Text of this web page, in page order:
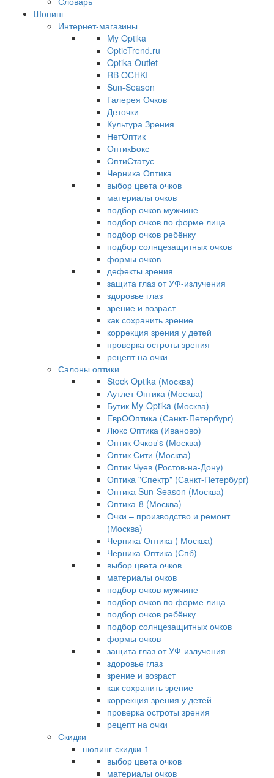
Шопинг
Интернет-магазины
My Optika
OpticTrend.ru
Optika Outlet
RB OCHKI
Sun-Season
Галерея Очков
Деточки
Культура Зрения
НетОптик
ОптикБокс
ОптиСтатус
Черника Оптика
выбор цвета очков
материалы очков
подбор очков мужчине
подбор очков по форме лица
подбор очков ребёнку
подбор солнцезащитных очков
формы очков
дефекты зрения
защита глаз от УФ-излучения
здоровье глаз
зрение и возраст
как сохранить зрение
коррекция зрения у детей
проверка остроты зрения
рецепт на очки
Салоны оптики
Stock Optika (Москва)
Аутлет Оптика (Москва)
Бутик My-Optika (Москва)
ЕврООптика (Санкт-Петербург)
Люкс Оптика (Иваново)
Оптик Очков's (Москва)
Оптик Сити (Москва)
Оптик Чуев (Ростов-на-Дону)
Оптика "Спектр" (Санкт-Петербург)
Оптика Sun-Season (Москва)
Оптика-8 (Москва)
Очки – производство и ремонт
(Москва)
Черника-Оптика ( Москва)
Черника-Оптика (Спб)
выбор цвета очков
материалы очков
подбор очков мужчине
подбор очков по форме лица
подбор очков ребёнку
подбор солнцезащитных очков
формы очков
защита глаз от УФ-излучения
здоровье глаз
зрение и возраст
как сохранить зрение
коррекция зрения у детей
проверка остроты зрения
рецепт на очки
Скидки
шопинг-скидки-1
выбор цвета очков
материалы очков